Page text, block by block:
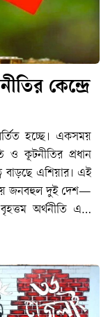
কেন্দ্রে
হচ্ছে। একসময়
ও কূটনীতির প্রধান
বাড়ছে এশিয়ার। এই
জনবহুল দুই দেশ—
অর্থনীতি এবং
কারণে ভারত
আসছে।তবে প্রশ্ন
ভারসাম্যে ভারত